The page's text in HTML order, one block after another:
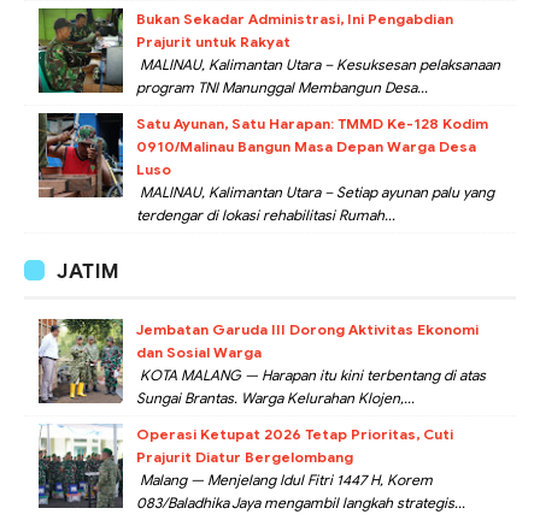
Bukan Sekadar Administrasi, Ini Pengabdian
Prajurit untuk Rakyat
MALINAU, Kalimantan Utara – Kesuksesan pelaksanaan
program TNI Manunggal Membangun Desa...
Satu Ayunan, Satu Harapan: TMMD Ke-128 Kodim
0910/Malinau Bangun Masa Depan Warga Desa
Luso
MALINAU, Kalimantan Utara – Setiap ayunan palu yang
terdengar di lokasi rehabilitasi Rumah...
JATIM
Jembatan Garuda III Dorong Aktivitas Ekonomi
dan Sosial Warga
KOTA MALANG — Harapan itu kini terbentang di atas
Sungai Brantas. Warga Kelurahan Klojen,...
Operasi Ketupat 2026 Tetap Prioritas, Cuti
Prajurit Diatur Bergelombang
Malang — Menjelang Idul Fitri 1447 H, Korem
083/Baladhika Jaya mengambil langkah strategis...